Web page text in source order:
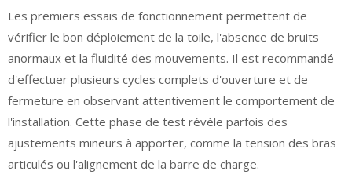
Les premiers essais de fonctionnement permettent de
vérifier le bon déploiement de la toile, l'absence de bruits
anormaux et la fluidité des mouvements. Il est recommandé
d'effectuer plusieurs cycles complets d'ouverture et de
fermeture en observant attentivement le comportement de
l'installation. Cette phase de test révèle parfois des
ajustements mineurs à apporter, comme la tension des bras
articulés ou l'alignement de la barre de charge.